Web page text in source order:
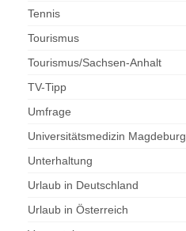
Tennis
Tourismus
Tourismus/Sachsen-Anhalt
TV-Tipp
Umfrage
Universitätsmedizin Magdeburg
Unterhaltung
Urlaub in Deutschland
Urlaub in Österreich